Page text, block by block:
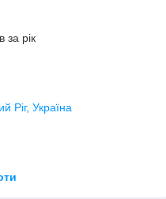
за рік
Ріг, Україна